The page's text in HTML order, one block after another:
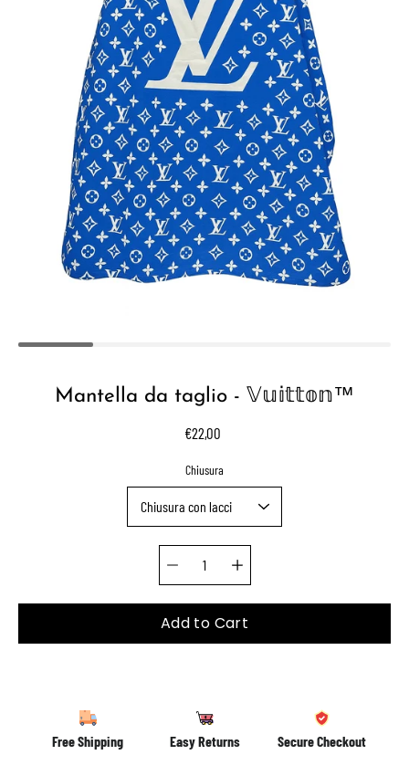
Mantella da taglio - 𝕍𝕦𝕚𝕥𝕥𝕠𝕟™
€22,00
Chiusura
Select variant
Quantity selector
Add to Cart
Free Shipping Easy Returns Secure Checkout